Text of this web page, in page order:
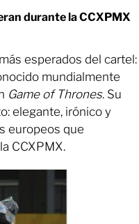
durante la CCXPMX
esperados del cartel:
mundialmente
Game of Thrones. Su
elegante, irónico y
europeos que
CCXPMX.